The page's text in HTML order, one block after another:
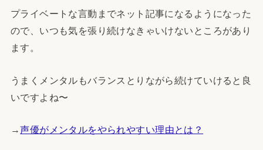
プライベートな言動までネット記事になるようになった
ので、いつも気を張り続けなきゃいけないところがあり
ます。
うまくメンタルもバランスとりながら続けていけると良
いですよね〜
→声優がメンタルをやられやすい理由とは？